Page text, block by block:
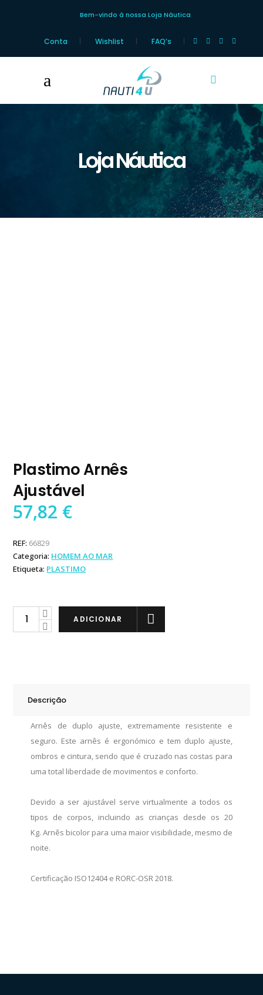
Bem-vindo à nossa Loja Náutica
Conta Wishlist FAQ’s
Loja Náutica
Plastimo Arnês
Ajustável
57,82 €
REF: 66829
Categoria: HOMEM AO MAR
Etiqueta: PLASTIMO
Plastimo
ADICIONAR
Descrição
Arnês de duplo ajuste, extremamente resistente e
seguro. Este arnês é ergonómico e tem duplo ajuste,
ombros e cintura, sendo que é cruzado nas costas para
uma total liberdade de movimentos e conforto.
Devido a ser ajustável serve virtualmente a todos os
tipos de corpos, incluindo as crianças desde os 20
Kg. Arnês bicolor para uma maior visibilidade, mesmo de
noite.
Certificação ISO12404 e RORC-OSR 2018.